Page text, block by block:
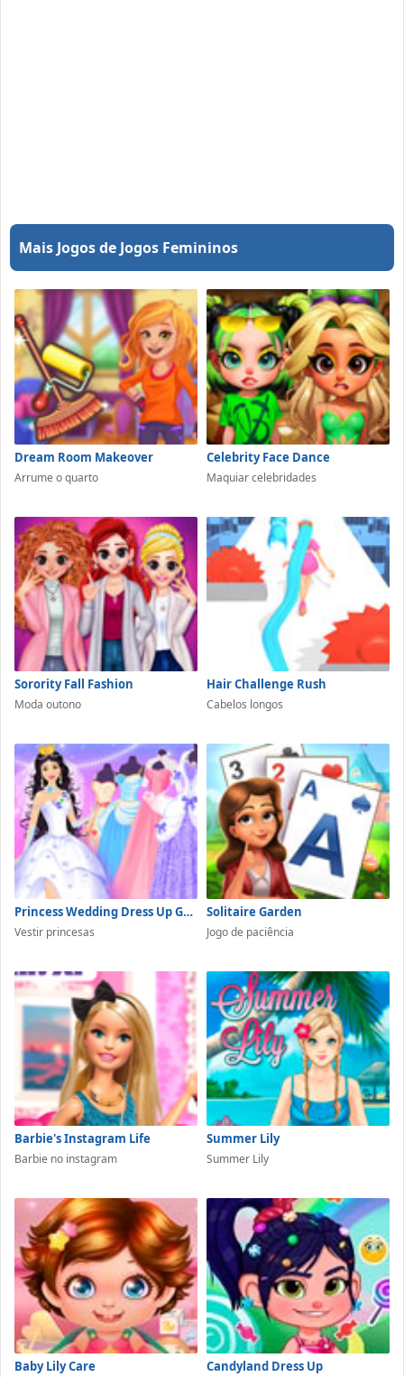
Mais Jogos de Jogos Femininos
Dream Room Makeover
Arrume o quarto
Celebrity Face Dance
Maquiar celebridades
Sorority Fall Fashion
Moda outono
Hair Challenge Rush
Cabelos longos
Princess Wedding Dress Up Game
Vestir princesas
Solitaire Garden
Jogo de paciência
Barbie's Instagram Life
Barbie no instagram
Summer Lily
Summer Lily
Baby Lily Care Candyland Dress Up